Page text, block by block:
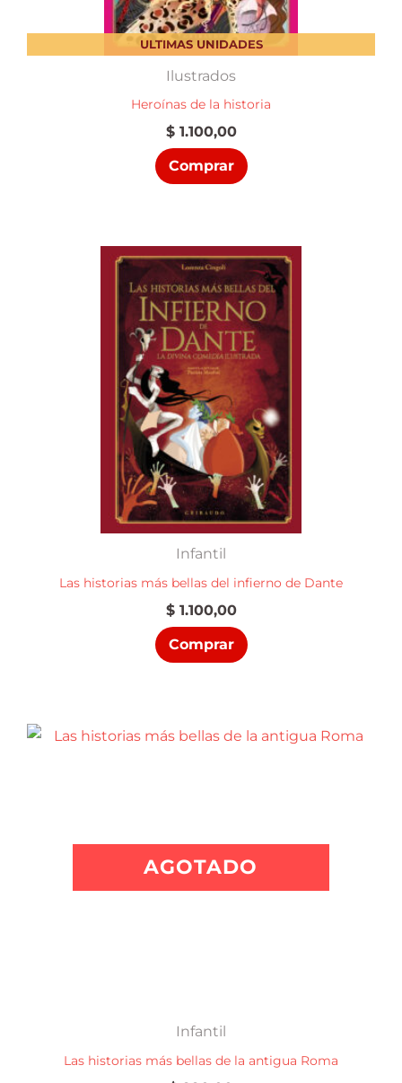
ULTIMAS UNIDADES
Ilustrados
Heroínas de la historia
$1.100,00
Comprar
Infantil
Las historias más bellas del infierno de Dante
$1.100,00
Comprar
AGOTADO
Infantil
Las historias más bellas de la antigua Roma